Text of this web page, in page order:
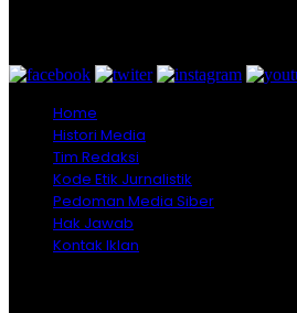
Home
Histori Media
Tim Redaksi
Kode Etik Jurnalistik
Pedoman Media Siber
Hak Jawab
Kontak Iklan